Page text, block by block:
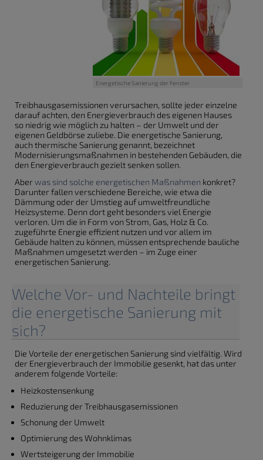
Energetische Sanierung der Fenster
Treibhausgasemissionen verursachen, sollte jeder einzelne
darauf achten, den Energieverbrauch des eigenen Hauses
so niedrig wie möglich zu halten – der Umwelt und der
eigenen Geldbörse zuliebe. Die energetische Sanierung,
auch thermische Sanierung genannt, bezeichnet
Modernisierungsmaßnahmen in bestehenden Gebäuden, die
den Energieverbrauch gezielt senken sollen.
Aberwas sind solche energetischen Maßnahmen konkret?
Darunter fallen verschiedene Bereiche, wie etwa die
Dämmung oder der Umstieg auf umweltfreundliche
Heizsysteme. Denn dort geht besonders viel Energie
verloren. Um die in Form von Strom, Gas, Holz & Co.
zugeführte Energie effizient nutzen und vor allem im
Gebäude halten zu können, müssen entsprechende bauliche
Maßnahmen umgesetzt werden – im Zuge einer
energetischen Sanierung.
Welche Vor- und Nachteile bringt
die energetische Sanierung mit
sich?
Die Vorteile der energetischen Sanierung sind vielfältig. Wird
der Energieverbrauch der Immobilie gesenkt, hat das unter
anderem folgende Vorteile:
Heizkostensenkung
Reduzierung der Treibhausgasemissionen
Schonung der Umwelt
Optimierung des Wohnklimas
Wertsteigerung der Immobilie